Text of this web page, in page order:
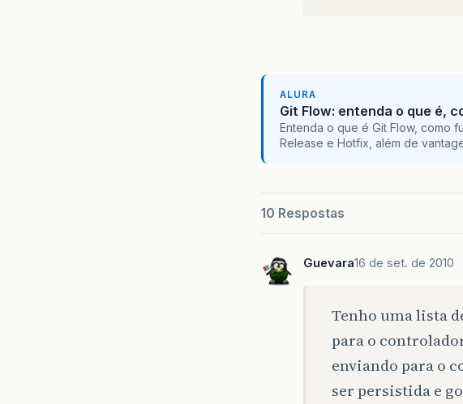
ALURA
Git Flow: entenda o que é,
Entenda o que é Git Flow, como
Release e Hotfix, além de
10 Respostas
Guevara16 de set. de 2010
Tenho uma lista
para o
enviando para o
ser persistida e